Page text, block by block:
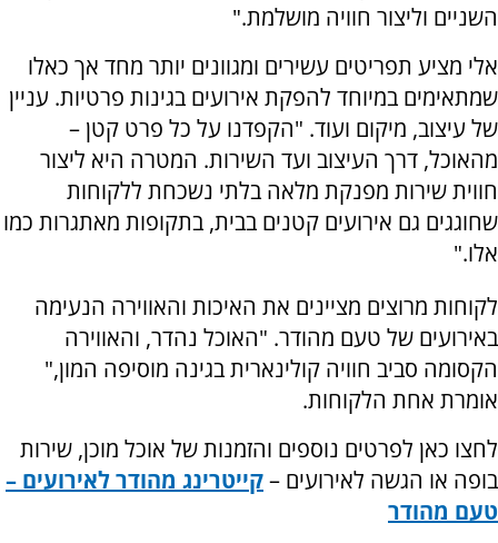
השניים וליצור חוויה מושלמת."
אלי מציע תפריטים עשירים ומגוונים יותר מחד אך כאלו
שמתאימים במיוחד להפקת אירועים בגינות פרטיות. עניין
של עיצוב, מיקום ועוד. "הקפדנו על כל פרט קטן –
מהאוכל, דרך העיצוב ועד השירות. המטרה היא ליצור
חווית שירות מפנקת מלאה בלתי נשכחת ללקוחות
שחוגגים גם אירועים קטנים בבית, בתקופות מאתגרות כמו
אלו."
לקוחות מרוצים מציינים את האיכות והאווירה הנעימה
באירועים של טעם מהודר. "האוכל נהדר, והאווירה
הקסומה סביב חוויה קולינארית בגינה מוסיפה המון,"
אומרת אחת הלקוחות.
לחצו כאן לפרטים נוספים והזמנות של אוכל מוכן, שירות
בופה או הגשה לאירועים –קייטרינג מהודר לאירועים –
טעם מהודר